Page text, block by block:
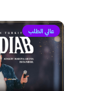
عالي الطلب